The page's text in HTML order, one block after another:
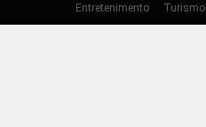
Entretenimento Turismo